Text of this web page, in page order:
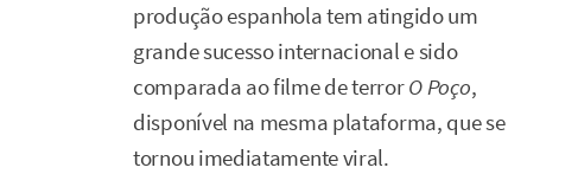
produção espanhola tem atingido um
grande sucesso internacional e sido
comparada ao filme de terrorO Poço,
disponível na mesma plataforma, que se
tornou imediatamente viral.